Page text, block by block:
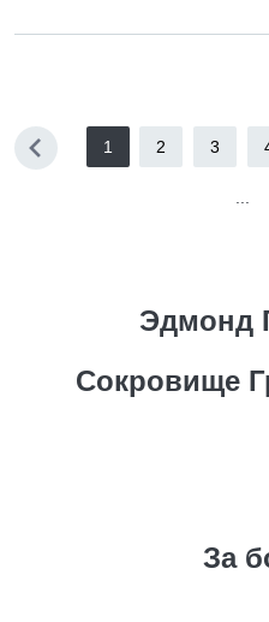
1 2 3
Эдмонд
Сокровище
За